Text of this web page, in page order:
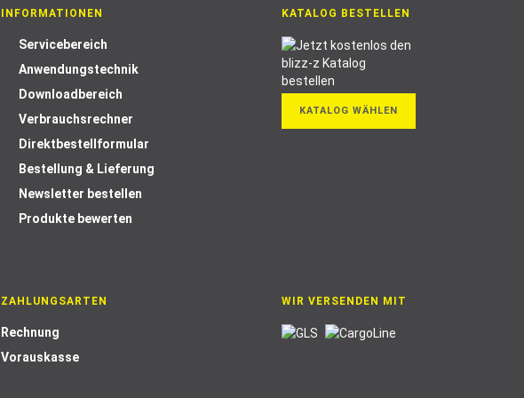
INFORMATIONEN
Servicebereich
Anwendungstechnik
Downloadbereich
Verbrauchsrechner
Direktbestellformular
Bestellung & Lieferung
Newsletter bestellen
Produkte bewerten
KATALOG BESTELLEN
KATALOG WÄHLEN
ZAHLUNGSARTEN
Rechnung
Vorauskasse
WIR VERSENDEN MIT